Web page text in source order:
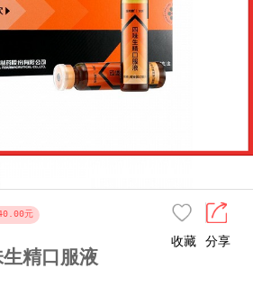
元
精口服液
分享
收藏